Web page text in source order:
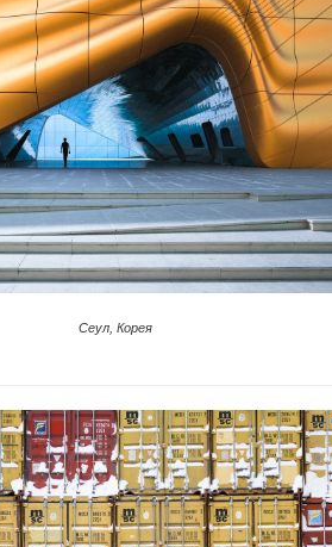
Сеул, Корея